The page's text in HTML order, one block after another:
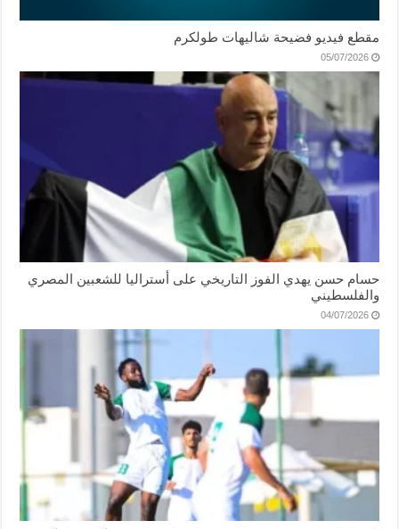
مقطع فيديو فضيحة شاليهات طولكرم
05/07/2026
حسام حسن يهدي الفوز التاريخي على أستراليا للشعبين المصري
والفلسطيني
04/07/2026